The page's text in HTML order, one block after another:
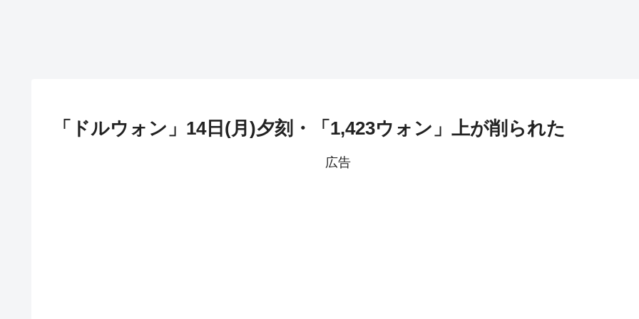
「ドルウォン」14日(月)夕刻・「1,423ウォン」上が削られた
広告